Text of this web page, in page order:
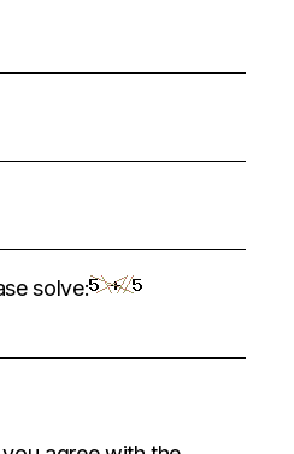
solve: